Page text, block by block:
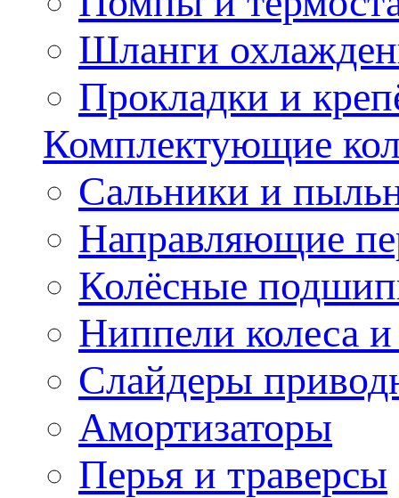
Шланги
Прокладки и
Комплектующие
Сальники и
Направляющие
Колёсные
Ниппели колеса
Слайдеры
Амортизаторы
Перья и траверсы